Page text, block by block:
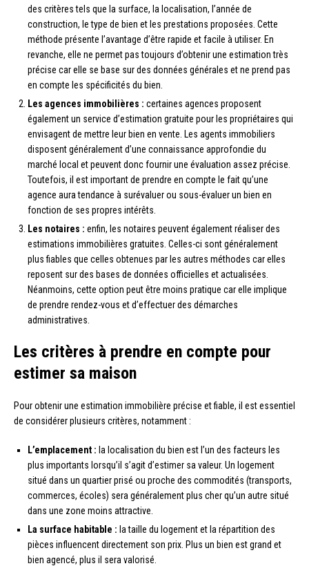
des critères tels que la surface, la localisation, l’année de
construction, le type de bien et les prestations proposées. Cette
méthode présente l’avantage d’être rapide et facile à utiliser. En
revanche, elle ne permet pas toujours d’obtenir une estimation très
précise car elle se base sur des données générales et ne prend pas
en compte les spécificités du bien.
Les agences immobilières : certaines agences proposent
également un service d’estimation gratuite pour les propriétaires qui
envisagent de mettre leur bien en vente. Les agents immobiliers
disposent généralement d’une connaissance approfondie du
marché local et peuvent donc fournir une évaluation assez précise.
Toutefois, il est important de prendre en compte le fait qu’une
agence aura tendance à surévaluer ou sous-évaluer un bien en
fonction de ses propres intérêts.
Les notaires : enfin, les notaires peuvent également réaliser des
estimations immobilières gratuites. Celles-ci sont généralement
plus fiables que celles obtenues par les autres méthodes car elles
reposent sur des bases de données officielles et actualisées.
Néanmoins, cette option peut être moins pratique car elle implique
de prendre rendez-vous et d’effectuer des démarches
administratives.
Les critères à prendre en compte pour
estimer sa maison
Pour obtenir une estimation immobilière précise et fiable, il est essentiel
de considérer plusieurs critères, notamment :
L’emplacement : la localisation du bien est l’un des facteurs les
plus importants lorsqu’il s’agit d’estimer sa valeur. Un logement
situé dans un quartier prisé ou proche des commodités (transports,
commerces, écoles) sera généralement plus cher qu’un autre situé
dans une zone moins attractive.
La surface habitable : la taille du logement et la répartition des
pièces influencent directement son prix. Plus un bien est grand et
bien agencé, plus il sera valorisé.